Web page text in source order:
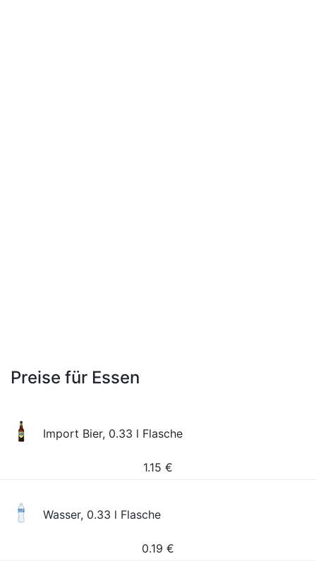
Preise für Essen
Import Bier, 0.33 l Flasche
1.15 €
Wasser, 0.33 l Flasche
0.19 €